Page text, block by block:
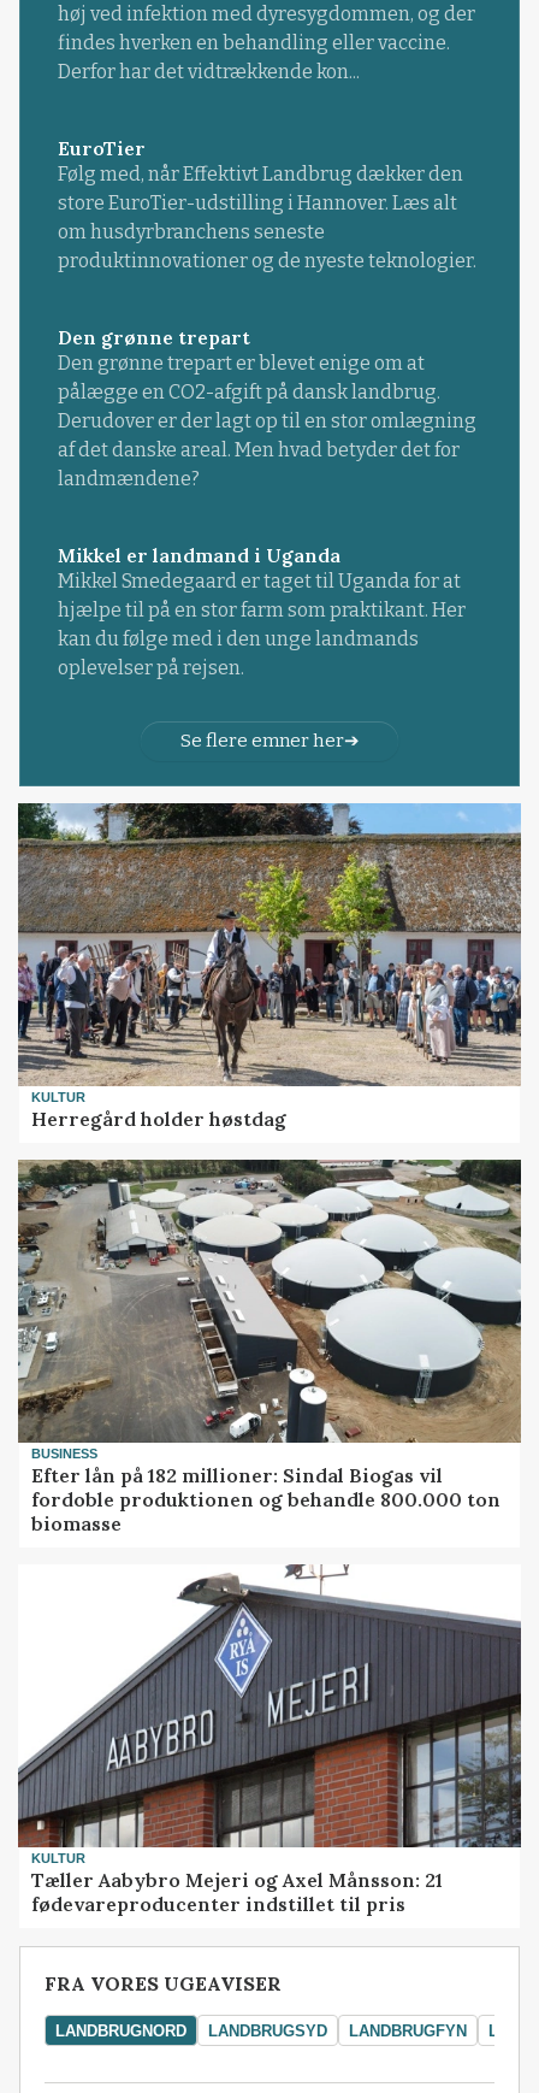
høj ved infektion med dyresygdommen, og der
findes hverken en behandling eller vaccine.
Derfor har det vidtrækkende kon...
EuroTier
Følg med, når Effektivt Landbrug dækker den
store EuroTier-udstilling i Hannover. Læs alt
om husdyrbranchens seneste
produktinnovationer og de nyeste teknologier.
Den grønne trepart
Den grønne trepart er blevet enige om at
pålægge en CO2-afgift på dansk landbrug.
Derudover er der lagt op til en stor omlægning
af det danske areal. Men hvad betyder det for
landmændene?
Mikkel er landmand i Uganda
Mikkel Smedegaard er taget til Uganda for at
hjælpe til på en stor farm som praktikant. Her
kan du følge med i den unge landmands
oplevelser på rejsen.
Se flere emner her
KULTUR
Herregård holder høstdag
BUSINESS
Efter lån på 182 millioner: Sindal Biogas vil
fordoble produktionen og behandle 800.000 ton
biomasse
KULTUR
Tæller Aabybro Mejeri og Axel Månsson: 21
fødevareproducenter indstillet til pris
FRA VORES UGEAVISER
LANDBRUGNORD LANDBRUGSYD LANDBRUGFYN